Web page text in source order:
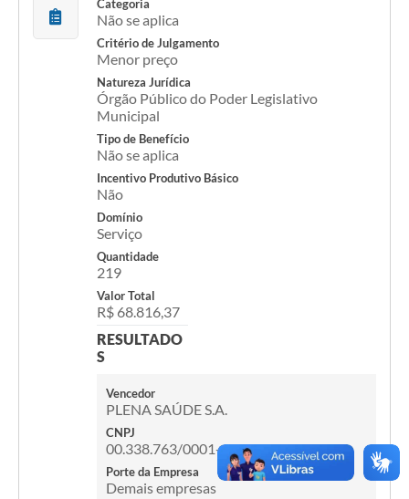
Categoria
Não se aplica
Critério de Julgamento
Menor preço
Natureza Jurídica
Órgão Público do Poder Legislativo
Municipal
Tipo de Benefício
Não se aplica
Incentivo Produtivo Básico
Não
Domínio
Serviço
Quantidade
219
Valor Total
R$ 68.816,37
RESULTADO
S
Vencedor
PLENA SAÚDE S.A.
CNPJ
00.338.763/0001-47
Porte da Empresa
Demais empresas